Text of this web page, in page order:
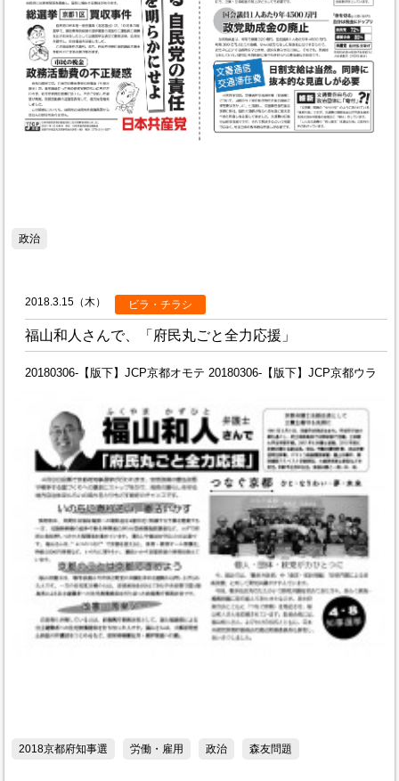
政治
2018.3.15（木） ビラ・チラシ
福山和人さんで、「府民丸ごと全力応援」
20180306-【版下】JCP京都オモテ 20180306-【版下】JCP京都ウラ
2018京都府知事選 労働・雇用 政治 森友問題